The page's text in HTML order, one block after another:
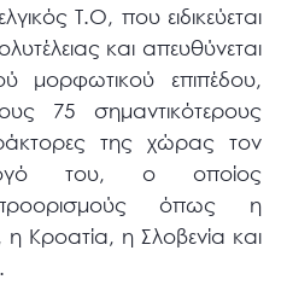
T.O, που ειδικεύεται
και απευθύνεται
μορφωτικού επιπέδου,
75 σημαντικότερους
της χώρας τον
του, ο οποίος
προορισμούς όπως η
η Κροατία, η Σλοβενία και